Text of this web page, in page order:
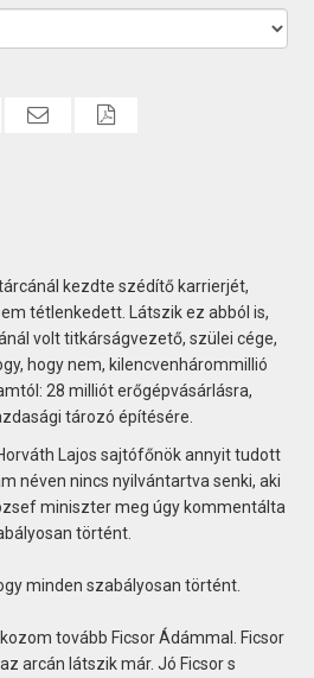
kezdte szédítő karrierjét,
tétlenkedett. Látszik ez abból is,
volt titkárságvezető, szülei cége,
hogy nem, kilencvenhárommillió
28 milliót erőgépvásárlásra,
tározó építésére.
Lajos sajtófőnök annyit tudott
néven nincs nyilvántartva senki, aki
miniszter meg úgy kommentálta
történt.
minden szabályosan történt.
tovább Ficsor Ádámmal. Ficsor
arcán látszik már. Jó Ficsor s